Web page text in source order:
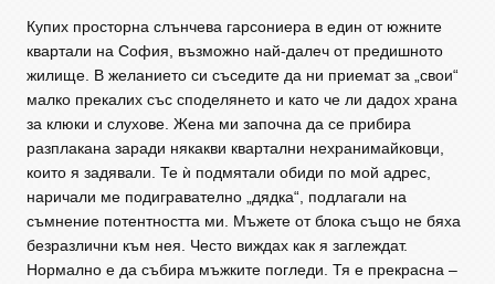
Купих просторна слънчева гарсониера в един от южните
квартали на София, възможно най-далеч от предишното
жилище. В желанието си съседите да ни приемат за „свои“
малко прекалих със споделянето и като че ли дадох храна
за клюки и слухове. Жена ми започна да се прибира
разплакана заради някакви квартални нехранимайковци,
които я задявали. Те ѝ подмятали обиди по мой адрес,
наричали ме подигравателно „дядка“, подлагали на
съмнение потентността ми. Мъжете от блока също не бяха
безразлични към нея. Често виждах как я заглеждат.
Нормално е да събира мъжките погледи. Тя е прекрасна –